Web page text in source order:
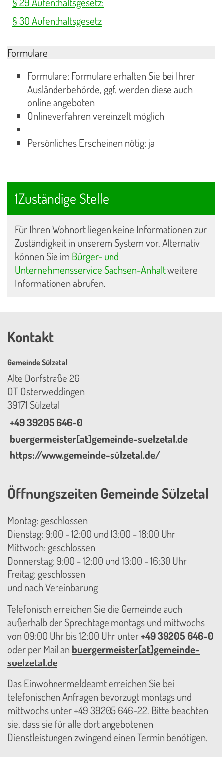
§ 30 Aufenthaltsgesetz
Formulare
Formulare: Formulare erhalten Sie bei Ihrer
Ausländerbehörde, ggf. werden diese auch
online angeboten
Onlineverfahren vereinzelt möglich
Persönliches Erscheinen nötig: ja
1Zuständige Stelle
Für Ihren Wohnort liegen keine Informationen zur
Zuständigkeit in unserem System vor. Alternativ
können Sie im Bürger- und
Unternehmensservice Sachsen-Anhaltweitere
Informationen abrufen.
Kontakt
Gemeinde Sülzetal
Alte Dorfstraße 26
OT Osterweddingen
39171 Sülzetal
+49 39205 646-0
buergermeister[at]gemeinde-suelzetal.de
https://www.gemeinde-sülzetal.de/
Öffnungszeiten Gemeinde Sülzetal
Montag: geschlossen
Dienstag: 9:00 - 12:00 und 13:00 - 18:00 Uhr
Mittwoch: geschlossen
Donnerstag: 9:00 - 12:00 und 13:00 - 16:30 Uhr
Freitag: geschlossen
und nach Vereinbarung
Telefonisch erreichen Sie die Gemeinde auch
außerhalb der Sprechtage montags und mittwochs
von 09:00 Uhr bis 12:00 Uhr unter+49 39205 646-0
oder per Mail an buergermeister[at]gemeinde-
suelzetal.de
Das Einwohnermeldeamt erreichen Sie bei
telefonischen Anfragen bevorzugt montags und
mittwochs unter +49 39205 646-22. Bitte beachten
sie, dass sie für alle dort angebotenen
Dienstleistungen zwingend einen Termin benötigen.